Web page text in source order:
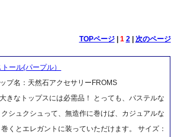
TOPページ| 1 2| 次のページ
ール(パープル）
プ名：天然石アクセサリーFROMS
きなトップスには必需品！ とっても、パステルな
シュクシュって、無造作に巻けば、カジュアルな
くとエレガントに装っていただけます。 サイズ：